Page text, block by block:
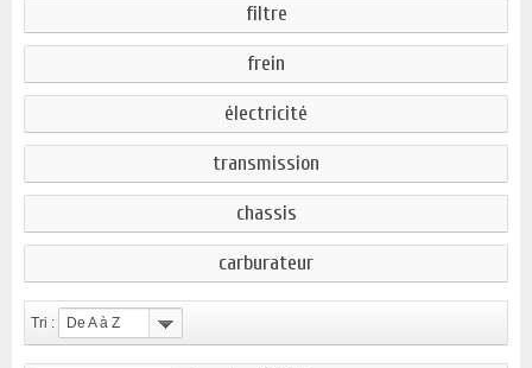
filtre
frein
électricité
transmission
chassis
carburateur
Tri : De A à Z